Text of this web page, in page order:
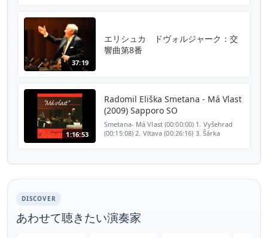
37:19
エリシュカ ドヴォルジャーク：交
響曲第8番
1:16:53
Radomil Eliška Smetana - Má Vlast
(2009) Sapporo SO
Smetana- Má Vlast (00:00:00) 1. Vyšehrad
(00:15:08) 2. Vltava (00:26:16) 3. Šárka
DISCOVER
あわせて聴きたい演奏家